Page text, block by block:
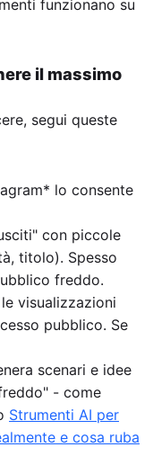
funzionano su
il massimo
segui queste
lo consente
con piccole
titolo). Spesso
freddo.
visualizzazioni
pubblico. Se
scenari e idee
- come
Strumenti AI per
e cosa ruba